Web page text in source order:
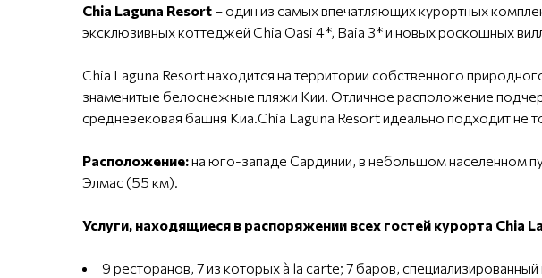
Chia Laguna Resort – один из самых впечатляющих курортных
эксклюзивных коттеджей Chia Oasi 4*, Baia 3* и новых роскошных
Chia Laguna Resort находится на территории собственного
знаменитые белоснежные пляжи Кии. Отличное расположение
средневековая башня Киа.Chia Laguna Resort идеально подходит
Расположение:на юго-западе Сардинии, в небольшом населенном
Элмас (55 км).
Услуги, находящиеся в распоряжении всех гостей курорта Chia
9 ресторанов, 7 из которых à la carte; 7 баров,